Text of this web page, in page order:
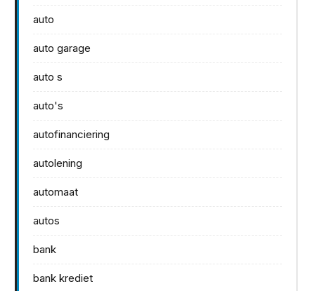
auto
auto garage
auto s
auto's
autofinanciering
autolening
automaat
autos
bank
bank krediet